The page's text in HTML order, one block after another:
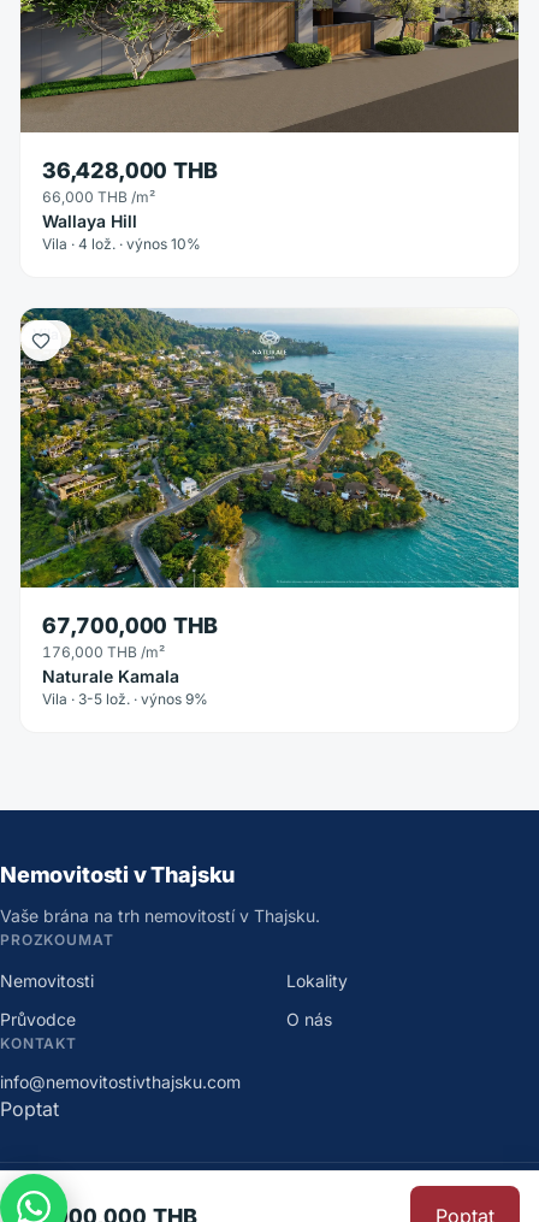
36,428,000 THB
66,000 THB /m²
Wallaya Hill
Vila · 4 lož. · výnos 10%
Vila
67,700,000 THB
176,000 THB /m²
Naturale Kamala
Vila · 3-5 lož. · výnos 9%
38,900,000 THB Poptat
Nemovitosti v Thajsku
Vaše brána na trh nemovitostí v Thajsku.
PROZKOUMAT
Nemovitosti
Lokality
Průvodce
O nás
KONTAKT
info@nemovitostivthajsku.com
Poptat
© 2026 Nemovitosti v Thajsku